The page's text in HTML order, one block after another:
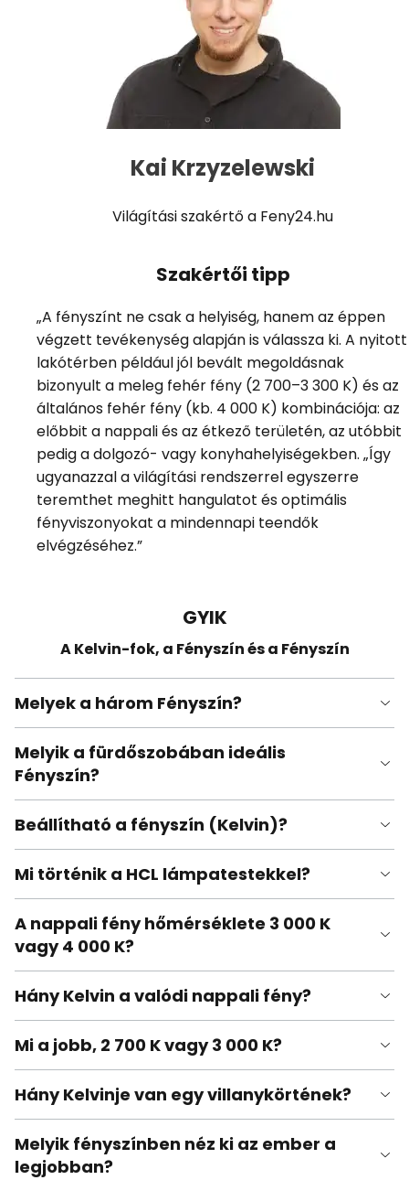
Kai Krzyzelewski
Világítási szakértő a Feny24.hu
Szakértői tipp
„A fényszínt ne csak a helyiség, hanem az éppen
végzett tevékenység alapján is válassza ki. A nyitott
lakótérben például jól bevált megoldásnak
bizonyult a meleg fehér fény (2 700–3 300 K) és az
általános fehér fény (kb. 4 000 K) kombinációja: az
előbbit a nappali és az étkező területén, az utóbbit
pedig a dolgozó- vagy konyhahelyiségekben. „Így
ugyanazzal a világítási rendszerrel egyszerre
teremthet meghitt hangulatot és optimális
fényviszonyokat a mindennapi teendők
elvégzéséhez.”
GYIK
A Kelvin-fok, a Fényszín és a Fényszín
Melyek a három Fényszín?
Melyik a fürdőszobában ideális
Fényszín?
Beállítható a fényszín (Kelvin)?
Mi történik a HCL lámpatestekkel?
A nappali fény hőmérséklete 3 000 K
vagy 4 000 K?
Hány Kelvin a valódi nappali fény?
Mi a jobb, 2 700 K vagy 3 000 K?
Hány Kelvinje van egy villanykörtének?
Melyik fényszínben néz ki az ember a
legjobban?